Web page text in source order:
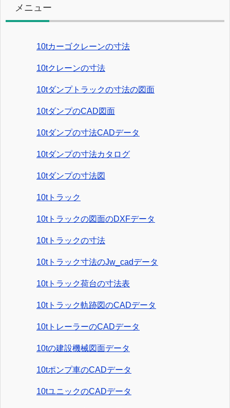
メニュー
10tカーゴクレーンの寸法
10tクレーンの寸法
10tダンプトラックの寸法の図面
10tダンプのCAD図面
10tダンプの寸法CADデータ
10tダンプの寸法カタログ
10tダンプの寸法図
10tトラック
10tトラックの図面のDXFデータ
10tトラックの寸法
10tトラック寸法のJw_cadデータ
10tトラック荷台の寸法表
10tトラック軌跡図のCADデータ
10tトレーラーのCADデータ
10tの建設機械図面データ
10tポンプ車のCADデータ
10tユニックのCADデータ